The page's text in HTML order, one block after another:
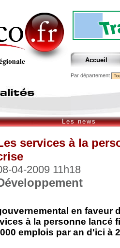
Accueil
Par département
Les news
services à la
04-2009 11h18
en faveur
à la personne lancé
emplois par an d'ici à